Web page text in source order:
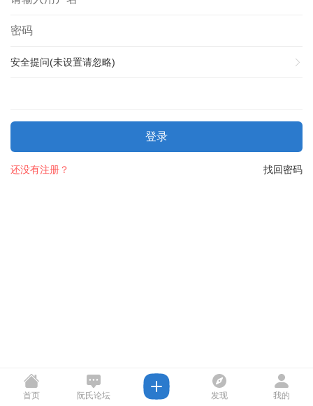
安全提问(未设置请忽略)
登录
找回密码
还没有注册？
首页 阮氏论坛 发现 我的